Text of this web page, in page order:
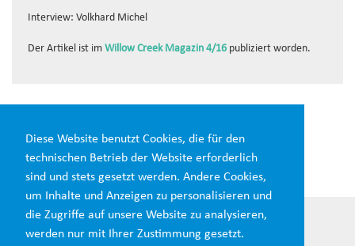
Diese Website benutzt Cookies, die für den
technischen Betrieb der Website erforderlich
sind und stets gesetzt werden. Andere Cookies,
um Inhalte und Anzeigen zu personalisieren und
die Zugriffe auf unsere Website zu analysieren,
werden nur mit Ihrer Zustimmung gesetzt.
Interview: Volkhard Michel
Der Artikel ist im Willow Creek Magazin 4/16 publiziert worden.